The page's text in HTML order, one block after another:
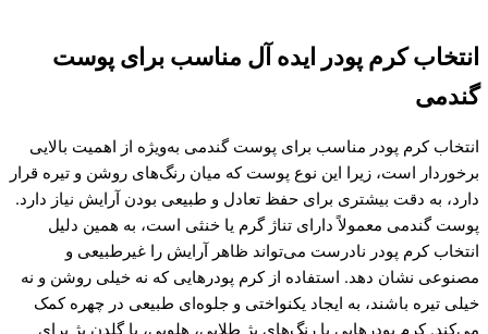
انتخاب کرم پودر ایده آل مناسب برای پوست
گندمی
انتخاب کرم پودر مناسب برای پوست گندمی به‌ویژه از اهمیت بالایی
برخوردار است، زیرا این نوع پوست که میان رنگ‌های روشن و تیره قرار
دارد، به دقت بیشتری برای حفظ تعادل و طبیعی بودن آرایش نیاز دارد.
پوست گندمی معمولاً دارای تناژ گرم یا خنثی است، به همین دلیل
انتخاب کرم پودر نادرست می‌تواند ظاهر آرایش را غیرطبیعی و
مصنوعی نشان دهد. استفاده از کرم پودرهایی که نه خیلی روشن و نه
خیلی تیره باشند، به ایجاد یکنواختی و جلوه‌ای طبیعی در چهره کمک
می‌کند. کرم پودرهایی با رنگ‌های بژ طلایی، هلویی، یا گلدن بژ برای